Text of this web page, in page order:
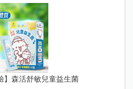
】森活舒敏兒童益生菌